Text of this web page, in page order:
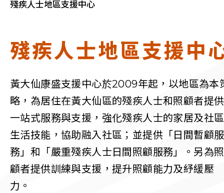
殘疾人士地區支援中心
殘疾人士地區支援中
黃大仙康盛支援中心於2009年起，以地區為本
略，為居住在黃大仙區的殘疾人士和照顧者提供
一站式服務與支援，強化殘疾人士的家居及社區
生活技能，協助融入社區；並提供「日間暫顧服
務」和「嚴重殘疾人士日間照顧服務」。另為照
顧者提供訓練與支援，提升照顧能力及紓緩壓
力。
聯絡我們
同為世界添笑臉
曲/編曲：郭蓋愆 監製：譚子舜